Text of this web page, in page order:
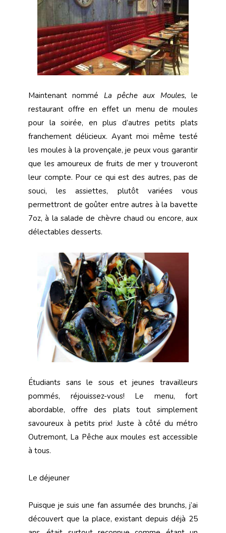
Maintenant nommé La pêche aux Moules,le
restaurant offre en effet un menu de moules
pour la soirée, en plus d’autres petits plats
franchement délicieux. Ayant moi même testé
les moules à la provençale, je peux vous garantir
que les amoureux de fruits de mer y trouveront
leur compte. Pour ce qui est des autres, pas de
souci, les assiettes, plutôt variées vous
permettront de goûter entre autres à la bavette
7oz, à la salade de chèvre chaud ou encore, aux
délectables desserts.
Étudiants sans le sous et jeunes travailleurs
pommés, réjouissez-vous! Le menu, fort
abordable, offre des plats tout simplement
savoureux à petits prix! Juste à côté du métro
Outremont, La Pêche aux moules est accessible
à tous.
Le déjeuner
Puisque je suis une fan assumée des brunchs, j’ai
découvert que la place, existant depuis déjà 25